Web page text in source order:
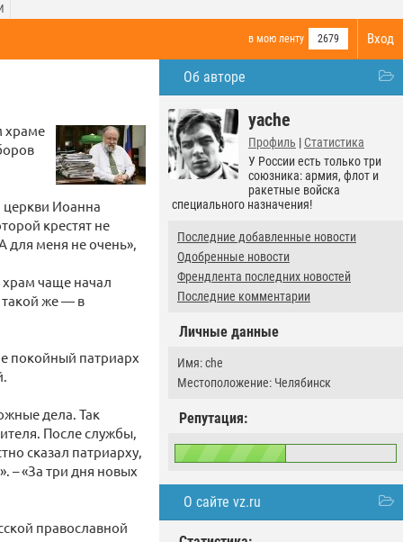
Вход
в мою ленту 2679
Об авторе
yache
Профиль | Статистика
У России есть только три
союзника: армия, флот и
ракетные войска
специального назначения!
Последние добавленные новости
Одобренные новости
Френдлента последних новостей
Последние комментарии
Личные данные
Имя: che
Местоположение: Челябинск
Репутация:
О сайте vz.ru
храме
церкви Иоанна
крестят не
для меня не очень»,
чаще начал
такой же — в
покойный патриарх
дела. Так
После службы,
сказал патриарху,
– «За три дня новых
православной